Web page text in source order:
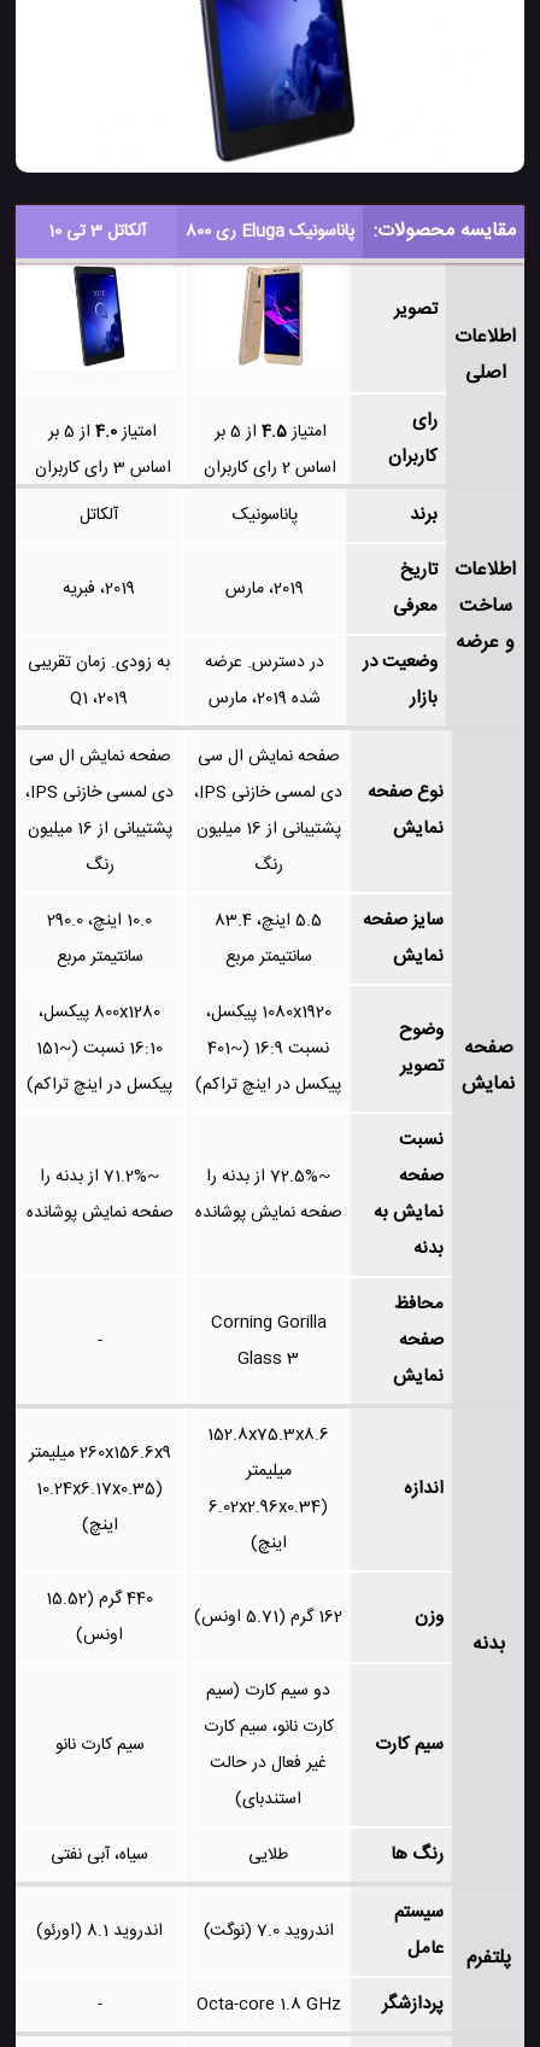
مقایسه محصولات: پاناسونیک Eluga ری 800 آلکاتل 3 تی 10
اطلاعات
اصلی
تصویر
رای
کاربران
امتیاز4.5
از 5 بر
اساس2 رای کاربران
امتیاز4.0
از 5 بر
اساس 3 رای کاربران
اطلاعات
ساخت
و عرضه
برند پاناسونیک آلکاتل
تاریخ
معرفی
2019، مارس 2019، فبریه
وضعیت در
بازار
در دسترس. عرضه
شده 2019، مارس
به زودی. زمان تقریبی
2019، Q1
صفحه
نمایش
نوع صفحه
نمایش
صفحه نمایش ال سی
دی لمسی خازنی IPS،
پشتیبانی از 16 میلیون
رنگ
صفحه نمایش ال سی
دی لمسی خازنی IPS،
پشتیبانی از 16 میلیون
رنگ
سایز صفحه
نمایش
5.5 اینچ، 83.4
سانتیمتر مربع
10.0 اینچ، 290.0
سانتیمتر مربع
وضوح
تصویر
1080x1920 پیکسل،
نسبت 16:9 (~401
پیکسل در اینچ تراکم)
800x1280 پیکسل،
16:10 نسبت (~151
پیکسل در اینچ تراکم)
نسبت
صفحه
نمایش به
بدنه
~72.5% از بدنه را
صفحه نمایش پوشانده
~71.2% از بدنه را
صفحه نمایش پوشانده
محافظ
صفحه
نمایش
Corning Gorilla
Glass 3
-
بدنه
اندازه
152.8x75.3x8.6
میلیمتر
(6.02x2.96x0.34
اینچ)
260x156.6x9 میلیمتر
(10.24x6.17x0.35
اینچ)
وزن 162 گرم (5.71 اونس)
440 گرم (15.52
اونس)
سیم کارت
دو سیم کارت (سیم
کارت نانو، سیم کارت
غیر فعال در حالت
استندبای)
سیم کارت نانو
رنگ ها طلایی سیاه، آبی نفتی
پلتفرم
سیستم
عامل
اندروید 7.0 (نوگت) اندروید 8.1 (اورئو)
پردازشگر Octa-core 1.8 GHz
-